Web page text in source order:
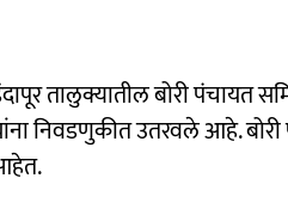
तालुक्यातील बोरी पंचायत
निवडणुकीत उतरवले आहे.